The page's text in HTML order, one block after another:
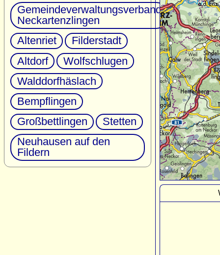
Gemeindeverwaltungsverband
Neckartenzlingen
Altenriet
Filderstadt
Altdorf
Wolfschlugen
Walddorfhäslach
Bempflingen
Großbettlingen
Stetten
Neuhausen auf den
Fildern